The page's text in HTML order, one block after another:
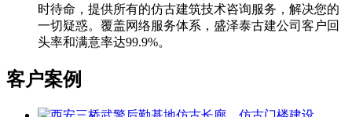
时待命，提供所有的仿古建筑技术咨询服务，解决您的
一切疑惑。覆盖网络服务体系，盛泽泰古建公司客户回
头率和满意率达99.9%。
客户案例